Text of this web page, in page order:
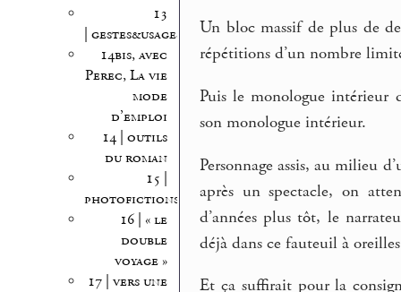
13
| gestes&usages
14bis, avec
Perec, La vie
mode
d’emploi
14 | outils
du roman
15 |
photofictions
16 | « le
double
voyage »
17 | vers une
Un bloc massif de plus de
répétitions d’un nombre
Puis le monologue intérieur
son monologue intérieur.
Personnage assis, au milieu
après un spectacle, on
d’années plus tôt, le
déjà dans ce fauteuil à
Et ça suffirait pour la